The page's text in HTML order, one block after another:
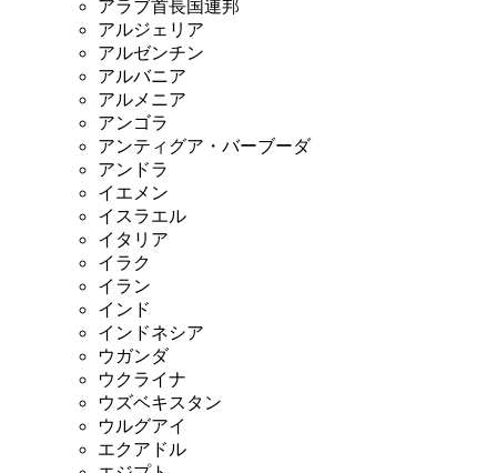
アラブ首長国連邦
アルジェリア
アルゼンチン
アルバニア
アルメニア
アンゴラ
アンティグア・バーブーダ
アンドラ
イエメン
イスラエル
イタリア
イラク
イラン
インド
インドネシア
ウガンダ
ウクライナ
ウズベキスタン
ウルグアイ
エクアドル